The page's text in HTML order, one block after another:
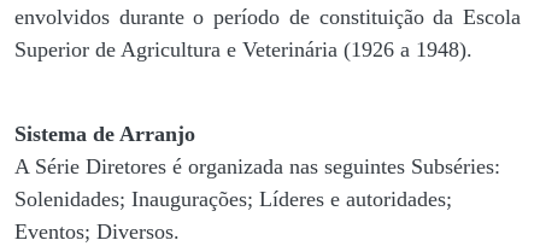
envolvidos durante o período de constituição da Escola
Superior de Agricultura e Veterinária (1926 a 1948).
Sistema de Arranjo
A Série Diretores é organizada nas seguintes Subséries:
Solenidades; Inaugurações; Líderes e autoridades;
Eventos; Diversos.